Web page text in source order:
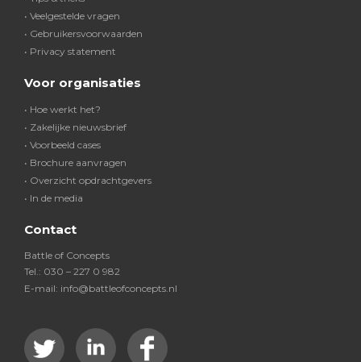
• Veelgestelde vragen
• Gebruikersvoorwaarden
• Privacy statement
Voor organisaties
• Hoe werkt het?
• Zakelijke nieuwsbrief
• Voorbeeld cases
• Brochure aanvragen
• Overzicht opdrachtgevers
• In de media
Contact
Battle of Concepts
Tel.: 030 – 227 0 982
E-mail: info@battleofconcepts.nl